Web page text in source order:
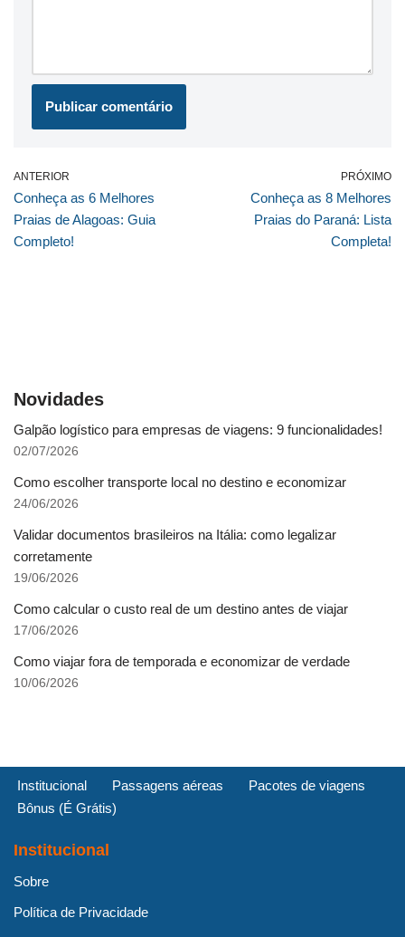
ANTERIOR
Conheça as 6 Melhores
Praias de Alagoas: Guia
Completo!
PRÓXIMO
Conheça as 8 Melhores
Praias do Paraná: Lista
Completa!
Novidades
Galpão logístico para empresas de viagens: 9 funcionalidades!
02/07/2026
Como escolher transporte local no destino e economizar
24/06/2026
Validar documentos brasileiros na Itália: como legalizar
corretamente
19/06/2026
Como calcular o custo real de um destino antes de viajar
17/06/2026
Como viajar fora de temporada e economizar de verdade
10/06/2026
Institucional Passagens aéreas
Pacotes de viagens
Bônus (É Grátis)
Institucional
Sobre
Política de Privacidade